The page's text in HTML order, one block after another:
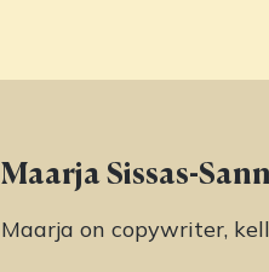
Maarja Sissas-
Maarja on copywriter,